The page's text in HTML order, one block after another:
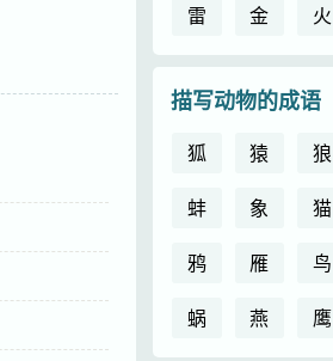
雷
金 火
描写动物的成语
狐 猿 狼
蚌
象 猫
鸦
雁 鸟
蜗
燕 鹰